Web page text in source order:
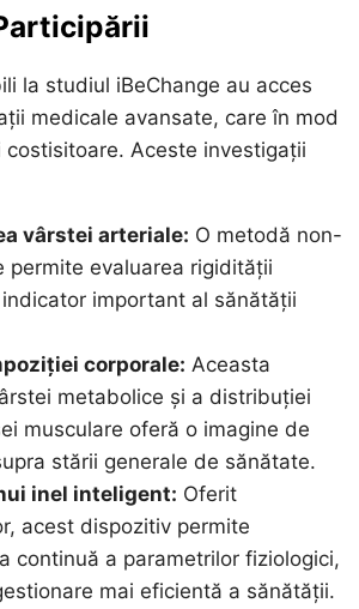
la studiul iBeChange au acces
medicale avansate, care în mod
costisitoare. Aceste investigații
vârstei arteriale: O metodă non-
permite evaluarea rigidității
important al sănătății
corporale: Aceasta
metabolice și a distribuției
musculare oferă o imagine de
stării generale de sănătate.
inel inteligent: Oferit
acest dispozitiv permite
continuă a parametrilor fiziologici,
mai eficientă a sănătății.